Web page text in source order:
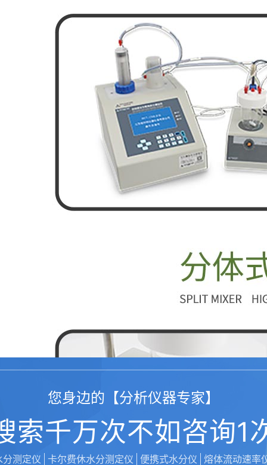
您身边的【分析仪器专家】
索千万次不如咨询1
分测定仪 卡尔费休水分测定仪 便携式水分仪 熔体流动速率